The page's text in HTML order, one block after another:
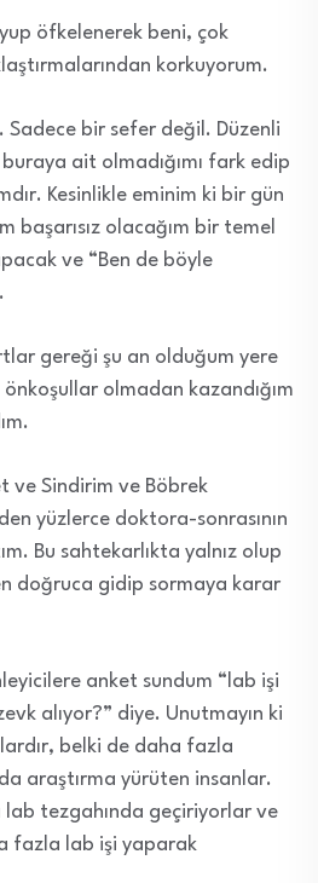
öfkelenerek beni, çok
korkuyorum.
bir sefer değil. Düzenli
ait olmadığımı fark edip
Kesinlikle eminim ki bir gün
başarısız olacağım bir temel
ve “Ben de böyle
gereği şu an olduğum yere
önkoşullar olmadan kazandığım
ve Sindirim ve Böbrek
yüzlerce doktora-sonrasının
Bu sahtekarlıkta yalnız olup
doğruca gidip sormaya karar
anket sundum “lab işi
alıyor?” diye. Unutmayın ki
belki de daha fazla
araştırma yürüten insanlar.
lab tezgahında geçiriyorlar ve
fazla lab işi yaparak